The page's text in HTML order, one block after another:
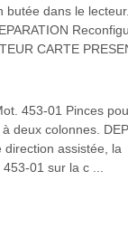
butée dans le
CARTE
453-01 Pinces
deux colonnes.
assistée, la
01 sur la c ...